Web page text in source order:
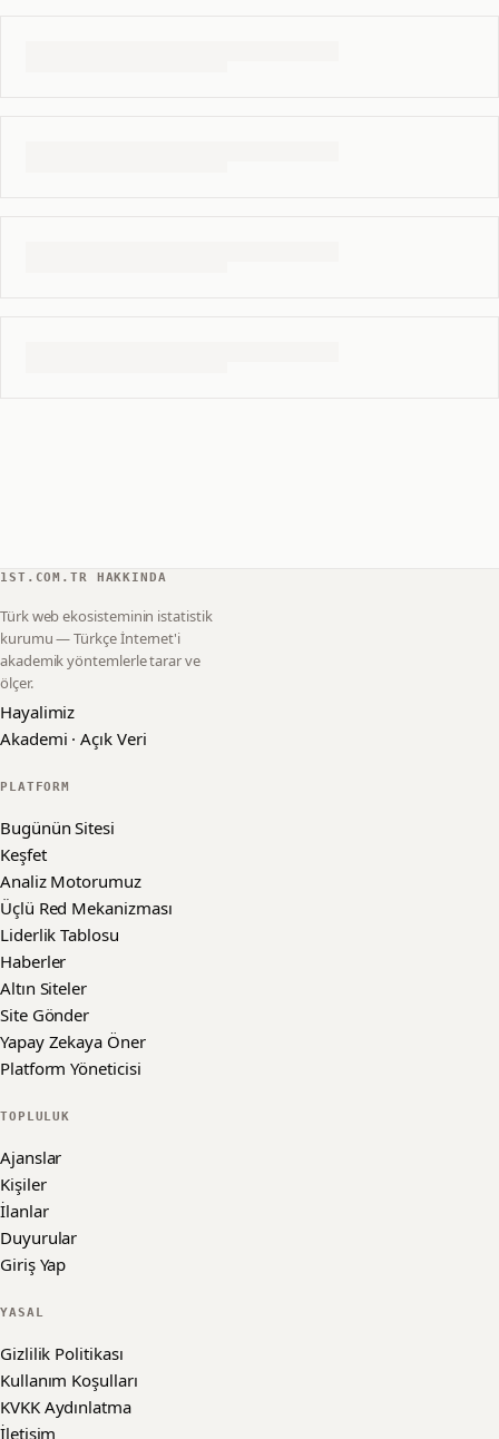
1ST.COM.TR HAKKINDA
Türk web ekosisteminin istatistik
kurumu — Türkçe İnternet'i
akademik yöntemlerle tarar ve
ölçer.
Hayalimiz
Akademi · Açık Veri
PLATFORM
Bugünün Sitesi
Keşfet
Analiz Motorumuz
Üçlü Red Mekanizması
Liderlik Tablosu
Haberler
Altın Siteler
Site Gönder
Yapay Zekaya Öner
Platform Yöneticisi
TOPLULUK
Ajanslar
Kişiler
İlanlar
Duyurular
Giriş Yap
YASAL
Gizlilik Politikası
Kullanım Koşulları
KVKK Aydınlatma
İletişim